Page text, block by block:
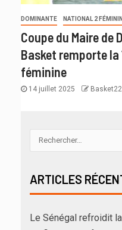
DOMINANTE NATIONAL 2 FÉMININ
Coupe du Maire de
Basket remporte la
féminine
14 juillet 2025
ARTICLES
Le Sénégal refroidit